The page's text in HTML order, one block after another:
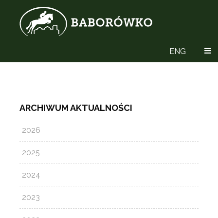
ENG
ARCHIWUM AKTUALNOŚCI
2026
2025
2024
2023